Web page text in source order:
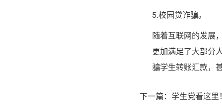
5.校园贷诈骗。
随着互联网的发展
更加满足了大部分
骗学生转账汇款，
下一篇： 学生党看这